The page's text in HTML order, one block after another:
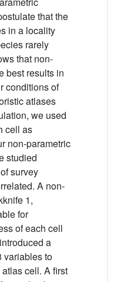
that the
in a locality
rarely
that non-
best results in
conditions of
atlases
we used
cell as
non-parametric
studied
survey
A non-
1,
for
of each cell
a
variables to
cell. A first